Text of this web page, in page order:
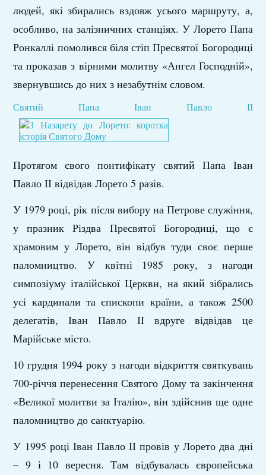
людей, які збирались вздовж усього маршруту, а,
особливо, на залізничних станціях. У Лорето Папа
Ронкаллі помолився біля стіп Пресвятої Богородиці
та проказав з вірними молитву «Ангел Господній»,
звернувшись до них з незабутнім словом.
Святий Папа Іван Павло ІІ
Протягом свого понтифікату святий Папа Іван
Павло ІІ відвідав Лорето 5 разів.
У 1979 році, рік після вибору на Петрове служіння,
у празник Різдва Пресвятої Богородиці, що є
храмовим у Лорето, він відбув туди своє перше
паломництво. У квітні 1985 року, з нагоди
симпозіуму італійської Церкви, на який зібрались
усі кардинали та єпископи країни, а також 2500
делегатів, Іван Павло ІІ вдруге відвідав це
Марійське місто.
10 грудня 1994 року з нагоди відкриття святкувань
700-річчя перенесення Святого Дому та закінчення
«Великої молитви за Італію», він здійснив ще одне
паломництво до санктуарію.
У 1995 році Іван Павло ІІ провів у Лорето два дні
– 9 і 10 вересня. Там відбувалась європейська